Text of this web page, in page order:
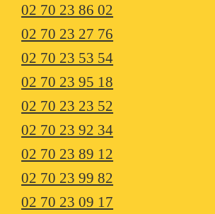
02 70 23 86 02
02 70 23 27 76
02 70 23 53 54
02 70 23 95 18
02 70 23 23 52
02 70 23 92 34
02 70 23 89 12
02 70 23 99 82
02 70 23 09 17